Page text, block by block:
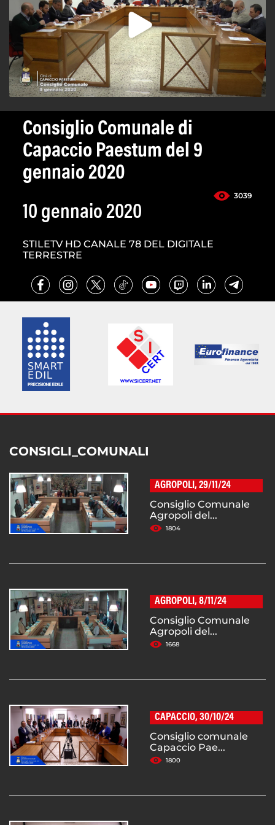
Consiglio Comunale di
Capaccio Paestum del 9
gennaio 2020
3039
10 gennaio 2020
STILETV HD CANALE 78 DEL DIGITALE
TERRESTRE
CONSIGLI_COMUNALI
AGROPOLI, 29/11/24
Consiglio Comunale
Agropoli del...
1804
AGROPOLI, 8/11/24
Consiglio Comunale
Agropoli del...
1668
CAPACCIO, 30/10/24
Consiglio comunale
Capaccio Pae...
1800